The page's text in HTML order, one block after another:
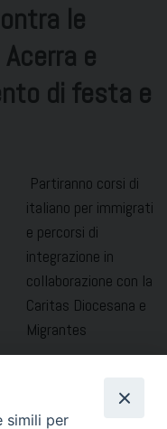
le
e
di festa e
Partiranno corsi di
italiano per immigrati
e percorsi di
integrazione in
collaborazione con la
Caritas Diocesana e
Migrantes
simili per